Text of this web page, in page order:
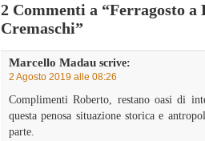
2 Commenti a “Ferragosto
Cremaschi”
Marcello Madau scrive:
2 Agosto 2019 alle 08:26
Complimenti Roberto, restano oasi di
questa penosa situazione storica e
parte.